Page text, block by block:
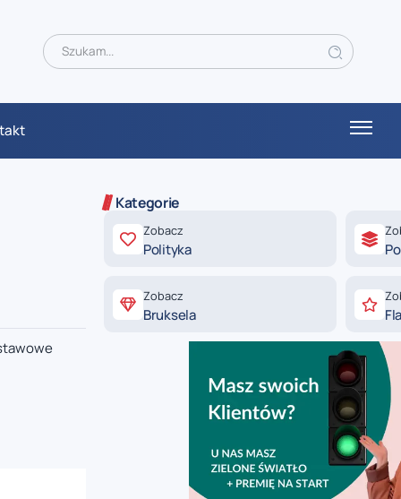
Kategorie
Zobacz
Polityka
Zobacz
Bruksela